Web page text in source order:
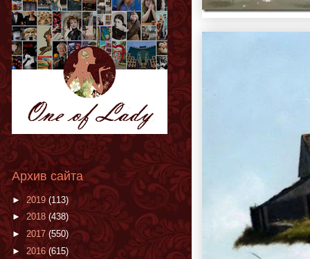
Архив сайта
► 2019 (113)
►2018 (438)
► 2017 (550)
► 2016(615)